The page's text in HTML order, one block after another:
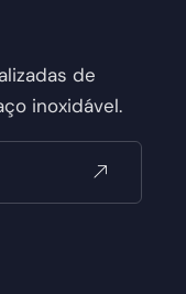
de
inoxidável.